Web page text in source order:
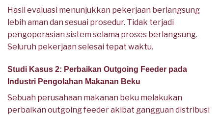
Hasil evaluasi menunjukkan pekerjaan berlangsung
lebih aman dan sesuai prosedur. Tidak terjadi
pengoperasian sistem selama proses berlangsung.
Seluruh pekerjaan selesai tepat waktu.
Studi Kasus 2: Perbaikan Outgoing Feeder pada
Industri Pengolahan Makanan Beku
Sebuah perusahaan makanan beku melakukan
perbaikan outgoing feeder akibat gangguan distribusi